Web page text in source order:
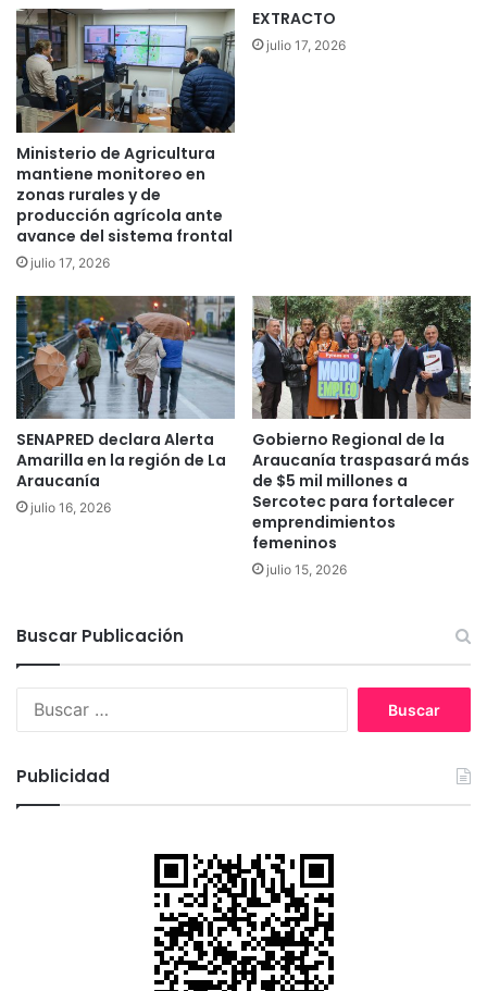
g
u
a
e
n
1
9
l
o
c
l
i
d
a
d
e
s
Ministerio de Agricultura
mantiene monitoreo en
zonas rurales y de
producción agrícola ante
avance del sistema frontal
julio 17, 2026
EXTRACTO
julio 17, 2026
SENAPRED declara Alerta
Amarilla en la región de La
Araucanía
julio 16, 2026
Gobierno Regional de la
Araucanía traspasará más
de $5 mil millones a
Sercotec para fortalecer
emprendimientos
femeninos
julio 15, 2026
Buscar Publicación
Publicidad